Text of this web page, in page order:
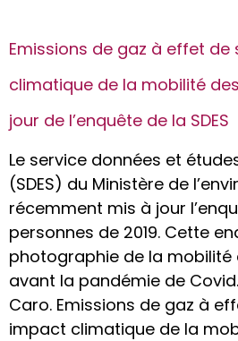
Emissions de gaz à effet de
climatique de la mobilité
jour de l’enquête de la SDES
Le service données et
(SDES) du Ministère de
récemment mis à jour
personnes de 2019. Cette
photographie de la
avant la pandémie de
Caro. Emissions de gaz à
impact climatique de la